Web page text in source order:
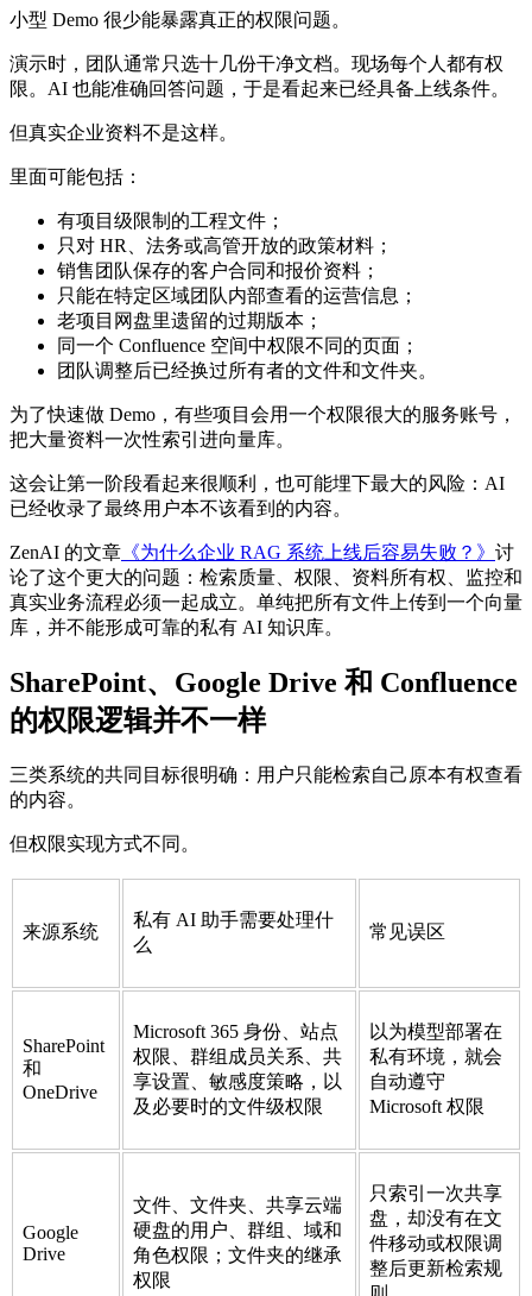
小型 Demo 很少能暴露真正的权限问题。
演示时，团队通常只选十几份干净文档。现场每个人都有权
限。AI 也能准确回答问题，于是看起来已经具备上线条件。
但真实企业资料不是这样。
里面可能包括：
有项目级限制的工程文件；
只对 HR、法务或高管开放的政策材料；
销售团队保存的客户合同和报价资料；
只能在特定区域团队内部查看的运营信息；
老项目网盘里遗留的过期版本；
同一个 Confluence 空间中权限不同的页面；
团队调整后已经换过所有者的文件和文件夹。
为了快速做 Demo，有些项目会用一个权限很大的服务账号，
把大量资料一次性索引进向量库。
这会让第一阶段看起来很顺利，也可能埋下最大的风险：AI
已经收录了最终用户本不该看到的内容。
ZenAI 的文章 《为什么企业 RAG 系统上线后容易失败？》 讨
论了这个更大的问题：检索质量、权限、资料所有权、监控和
真实业务流程必须一起成立。单纯把所有文件上传到一个向量
库，并不能形成可靠的私有 AI 知识库。
SharePoint、Google Drive 和 Confluence
的权限逻辑并不一样
三类系统的共同目标很明确：用户只能检索自己原本有权查看
的内容。
但权限实现方式不同。
来源系统
私有 AI 助手需要处理什
么
常见误区
SharePoint
和
OneDrive
Microsoft 365 身份、站点
权限、群组成员关系、共
享设置、敏感度策略，以
及必要时的文件级权限
以为模型部署在
私有环境，就会
自动遵守
Microsoft 权限
Google
Drive
文件、文件夹、共享云端
硬盘的用户、群组、域和
角色权限；文件夹的继承
权限
只索引一次共享
盘，却没有在文
件移动或权限调
整后更新检索规